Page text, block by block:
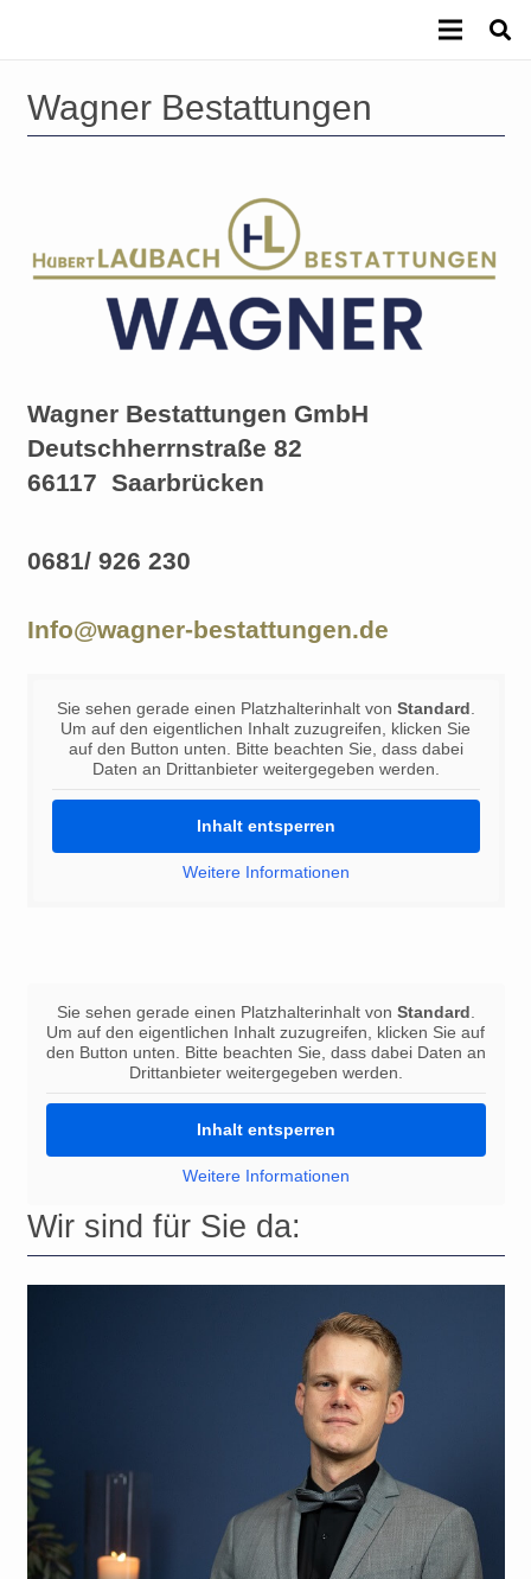
Wagner Bestattungen
Wagner Bestattungen GmbH
Deutschherrnstraße 82
66117 Saarbrücken
0681/ 926 230
Info@wagner-bestattungen.de
Sie sehen gerade einen Platzhalterinhalt von Standard
Um auf den eigentlichen Inhalt zuzugreifen, klicken Sie
auf den Button unten. Bitte beachten Sie, dass dabei
Daten an Drittanbieter weitergegeben werden.
Inhalt entsperren
Weitere Informationen
Sie sehen gerade einen Platzhalterinhalt von Standard
Um auf den eigentlichen Inhalt zuzugreifen, klicken Sie auf
den Button unten. Bitte beachten Sie, dass dabei Daten an
Drittanbieter weitergegeben werden.
Inhalt entsperren
Weitere Informationen
Wir sind für Sie da: